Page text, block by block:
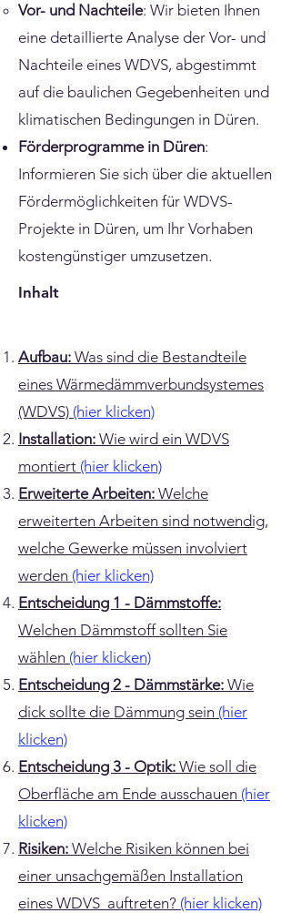
Vor- und Nachteile: Wir bieten Ihnen
eine detaillierte Analyse der Vor- und
Nachteile eines WDVS, abgestimmt
auf die baulichen Gegebenheiten und
klimatischen Bedingungen in Düren.
Förderprogramme in Düren:
Informieren Sie sich über die aktuellen
Fördermöglichkeiten für WDVS-
Projekte in Düren, um Ihr Vorhaben
kostengünstiger umzusetzen.
Inhalt
Aufbau: Was sind die Bestandteile
eines Wärmedämmverbundsystemes
(WDVS) (hier klicken)
Installation: Wie wird ein WDVS
montiert (hier klicken)
Erweiterte Arbeiten: Welche
erweiterten Arbeiten sind notwendig,
welche Gewerke müssen involviert
werden (hier klicken)
Entscheidung 1 - Dämmstoffe:
Welchen Dämmstoff sollten Sie
wählen (hier klicken)
Entscheidung 2 - Dämmstärke: Wie
dick sollte die Dämmung sein (hier
klicken)
Entscheidung 3 - Optik: Wie soll die
Oberfläche am Ende ausschauen (hier
klicken)
Risiken: Welche Risiken können bei
einer unsachgemäßen Installation
eines WDVS auftreten? (hier klicken)